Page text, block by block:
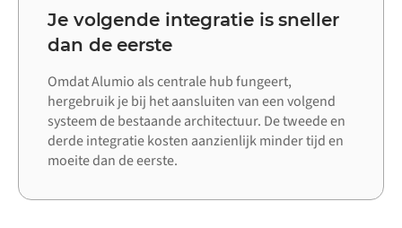
Je volgende integratie is sneller
dan de eerste
Omdat Alumio als centrale hub fungeert,
hergebruik je bij het aansluiten van een volgend
systeem de bestaande architectuur. De tweede en
derde integratie kosten aanzienlijk minder tijd en
moeite dan de eerste.